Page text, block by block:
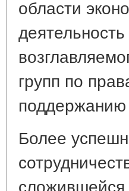
области
групп по
Более